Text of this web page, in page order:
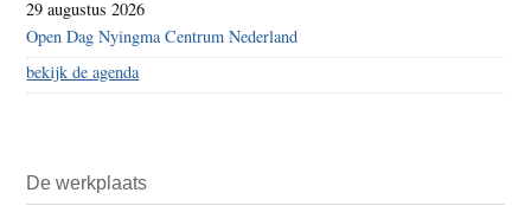
29 augustus 2026
Open Dag Nyingma Centrum Nederland
bekijk de agenda
De werkplaats